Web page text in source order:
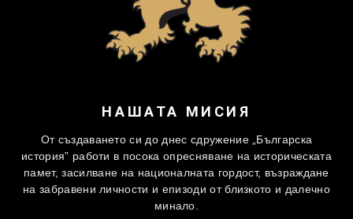
НАШАТА МИСИЯ
От създаването си до днес сдружение „Българска
история” работи в посока опресняване на историческата
памет, засилване на националната гордост, възраждане
на забравени личности и епизоди от близкото и далечно
минало.